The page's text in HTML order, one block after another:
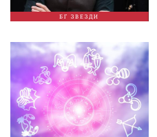
БГ ЗВЕЗДИ